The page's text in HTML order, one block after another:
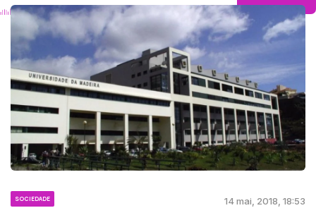
SOCIEDADE 14 mai, 2018, 18:53